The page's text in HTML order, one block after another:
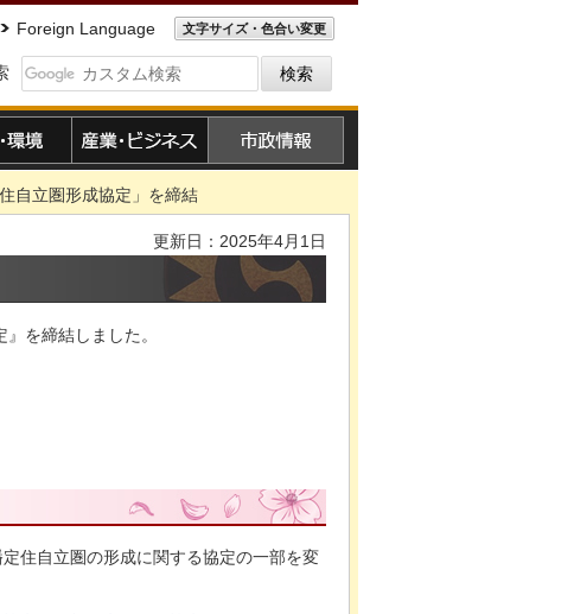
Foreign Language 文字サイズ・色合い変更
自立圏形成協定」を締結
更新日：2025年4月1日
を締結しました。
住自立圏の形成に関する協定の一部を変